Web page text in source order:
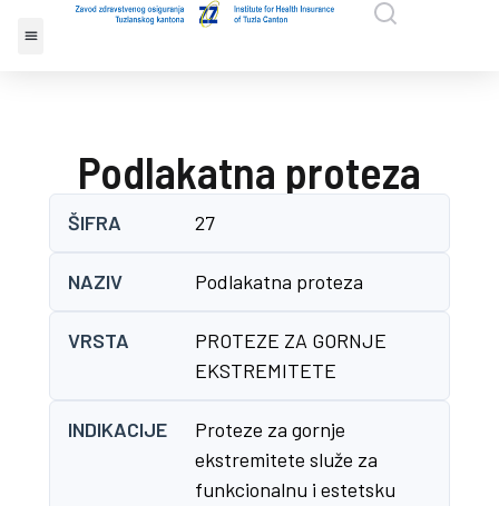
Podlakatna proteza
ŠIFRA 27
NAZIV Podlakatna proteza
VRSTA
PROTEZE ZA GORNJE
EKSTREMITETE
INDIKACIJE
Proteze za gornje
ekstremitete služe za
funkcionalnu i estetsku